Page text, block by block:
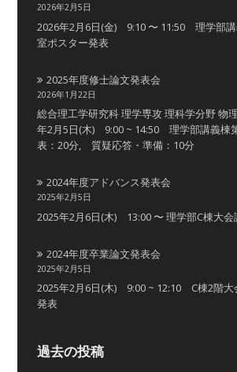
2026年2月5日
2026年2月6日(金) 9:10 〜 11:50 理学部講
室ポスター発表
2025年度修士論文発表会
2026年1月22日
総合理工学研究科 理学専攻 理科学分野 物
年2月5日(木) 9:00 ~ 14:50 理学部講義棟
表：20分, 質疑応答・準備：10分
2024年度アドバンス発表会
2025年2月5日
2025年2月6日(木) 13:00 〜 理学部C棟大会
2024年度卒業論文発表会
2025年2月5日
2025年2月6日(木) 9:00 ~ 12:10 C棟2階大
発表
過去の投稿